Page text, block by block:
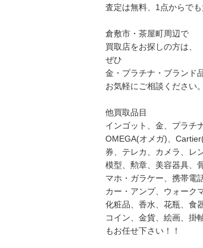
査定は無料、1点からでも
倉敷市・茶屋町周辺で
買取店をお探しの方は、
ぜひ
金・プラチナ・ブランド
お気軽にご相談ください。
他買取品目
インゴット、金、プラチ
OMEGA(オメガ)、
券、テレカ、カメラ、レ
模型、勲章、美容器具、
マホ・ガラケー、携帯電
カー・アンプ、ウォーク
化粧品、香水、花瓶、食
コイン、金貨、絵画、掛
もお任せ下さい！！